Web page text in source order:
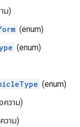
ม)
(enum)
(enum)
(enum)
ความ)
วาม)